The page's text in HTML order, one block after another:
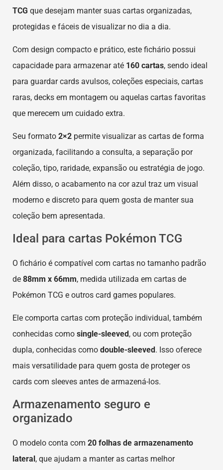
TCG que desejam manter suas cartas organizadas,
protegidas e fáceis de visualizar no dia a dia.
Com design compacto e prático, este fichário possui
capacidade para armazenar até 160 cartas, sendo ideal
para guardar cards avulsos, coleções especiais, cartas
raras, decks em montagem ou aquelas cartas favoritas
que merecem um cuidado extra.
Seu formato 2×2 permite visualizar as cartas de forma
organizada, facilitando a consulta, a separação por
coleção, tipo, raridade, expansão ou estratégia de jogo.
Além disso, o acabamento na cor azul traz um visual
moderno e discreto para quem gosta de manter sua
coleção bem apresentada.
Ideal para cartas Pokémon TCG
O fichário é compatível com cartas no tamanho padrão
de 88mm x 66mm, medida utilizada em cartas de
Pokémon TCG e outros card games populares.
Ele comporta cartas com proteção individual, também
conhecidas como single-sleeved, ou com proteção
dupla, conhecidas como double-sleeved. Isso oferece
mais versatilidade para quem gosta de proteger os
cards com sleeves antes de armazená-los.
Armazenamento seguro e
organizado
O modelo conta com 20 folhas de armazenamento
lateral, que ajudam a manter as cartas melhor